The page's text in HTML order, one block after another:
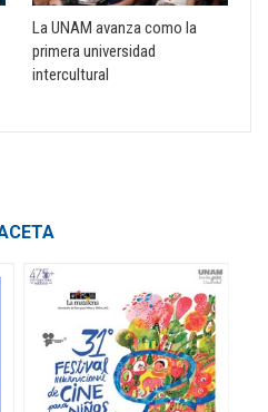
La UNAM avanza como la
primera universidad
intercultural